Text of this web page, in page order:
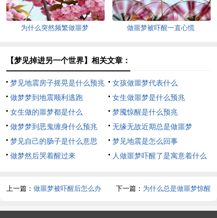
为什么突然频繁做噩梦 做噩梦被吓醒一直心慌
【梦见掉进另一个世界】相关文章：
梦见地震房子摇晃是什么预兆
女孩做噩梦代表什么
做梦梦到地震顺利逃跑
女生做噩梦是什么预兆
女生做的噩梦都是什么
梦魇惊醒是什么预兆
做梦梦到恶鬼缠身什么预兆
无缘无故近期总是做噩梦
梦见自己的肠子是什么意思
梦见地震是怎么回事
做梦然后哭着醒过来
人做噩梦吓醒了是寓意着什么
上一篇：做噩梦被吓醒后怎么办 下一篇： 为什么总是做噩梦惊醒